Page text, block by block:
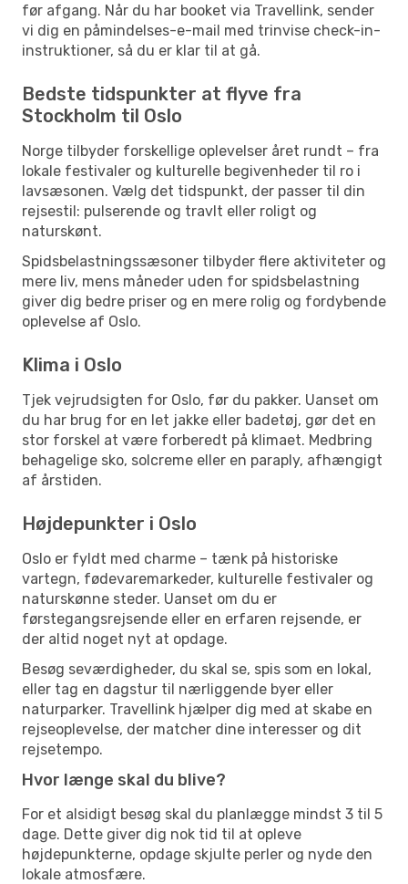
før afgang. Når du har booket via Travellink, sender
vi dig en påmindelses-e-mail med trinvise check-in-
instruktioner, så du er klar til at gå.
Bedste tidspunkter at flyve fra
Stockholm til Oslo
Norge tilbyder forskellige oplevelser året rundt – fra
lokale festivaler og kulturelle begivenheder til ro i
lavsæsonen. Vælg det tidspunkt, der passer til din
rejsestil: pulserende og travlt eller roligt og
naturskønt.
Spidsbelastningssæsoner tilbyder flere aktiviteter og
mere liv, mens måneder uden for spidsbelastning
giver dig bedre priser og en mere rolig og fordybende
oplevelse af Oslo.
Klima i Oslo
Tjek vejrudsigten for Oslo, før du pakker. Uanset om
du har brug for en let jakke eller badetøj, gør det en
stor forskel at være forberedt på klimaet. Medbring
behagelige sko, solcreme eller en paraply, afhængigt
af årstiden.
Højdepunkter i Oslo
Oslo er fyldt med charme – tænk på historiske
vartegn, fødevaremarkeder, kulturelle festivaler og
naturskønne steder. Uanset om du er
førstegangsrejsende eller en erfaren rejsende, er
der altid noget nyt at opdage.
Besøg seværdigheder, du skal se, spis som en lokal,
eller tag en dagstur til nærliggende byer eller
naturparker. Travellink hjælper dig med at skabe en
rejseoplevelse, der matcher dine interesser og dit
rejsetempo.
Hvor længe skal du blive?
For et alsidigt besøg skal du planlægge mindst 3 til 5
dage. Dette giver dig nok tid til at opleve
højdepunkterne, opdage skjulte perler og nyde den
lokale atmosfære.